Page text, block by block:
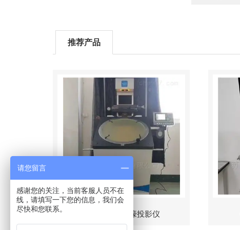
推荐产品
CPJ-6020V万濠投影仪
请您留言
感谢您的关注，当前客服人员不在
线，请填写一下您的信息，我们会
尽快和您联系。